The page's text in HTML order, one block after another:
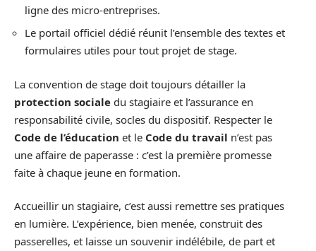
ligne des micro-entreprises.
Le portail officiel dédié réunit l’ensemble des textes et
formulaires utiles pour tout projet de stage.
La convention de stage doit toujours détailler la
protection sociale du stagiaire et l’assurance en
responsabilité civile, socles du dispositif. Respecter le
Code de l’éducation et le Code du travail n’est pas
une affaire de paperasse : c’est la première promesse
faite à chaque jeune en formation.
Accueillir un stagiaire, c’est aussi remettre ses pratiques
en lumière. L’expérience, bien menée, construit des
passerelles, et laisse un souvenir indélébile, de part et